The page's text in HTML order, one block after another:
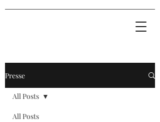
Presse
All Posts
All Posts